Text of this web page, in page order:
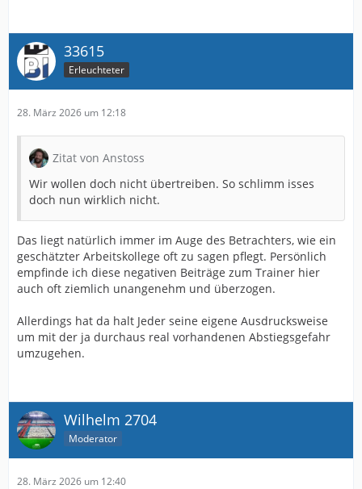
33615
Erleuchteter
28. März 2026 um 12:18
Zitat von Anstoss
Wir wollen doch nicht übertreiben. So schlimm isses
doch nun wirklich nicht.
Das liegt natürlich immer im Auge des Betrachters, wie ein
geschätzter Arbeitskollege oft zu sagen pflegt. Persönlich
empfinde ich diese negativen Beiträge zum Trainer hier
auch oft ziemlich unangenehm und überzogen.
Allerdings hat da halt Jeder seine eigene Ausdrucksweise
um mit der ja durchaus real vorhandenen Abstiegsgefahr
umzugehen.
Wilhelm 2704
Moderator
28. März 2026 um 12:40